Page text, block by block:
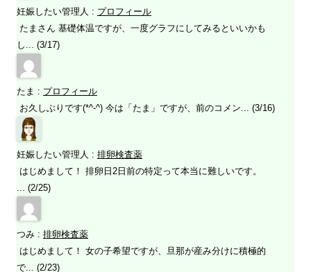
妊娠したい管理人 : プロフィール
たまさん 基礎体温ですが、一度グラフにしてみるといいかも
し... (3/17)
たま : プロフィール
お久しぶりです(*^-^) 今は「たま」ですが、前のコメン... (3/16)
妊娠したい管理人 : 排卵検査薬
はじめまして！ 排卵日2日前の特定って本当に難しいです。
... (2/25)
つみ : 排卵検査薬
はじめまして！ 女の子希望ですが、旦那が産み分けに積極的
で... (2/23)